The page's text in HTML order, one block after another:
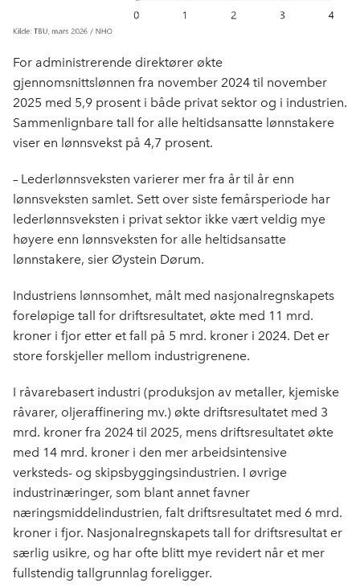
For administrerende direktører økte
gjennomsnittslønnen fra november 2024 til november
2025 med 5,9 prosent i både privat sektor og i industrien.
Sammenlignbare tall for alle heltidsansatte lønnstakere
viser en lønnsvekst på 4,7 prosent.
– Lederlønnsveksten varierer mer fra år til år enn
lønnsveksten samlet. Sett over siste femårsperiode har
lederlønnsveksten i privat sektor ikke vært veldig mye
høyere enn lønnsveksten for alle heltidsansatte
lønnstakere, sier Øystein Dørum.
Industriens lønnsomhet, målt med nasjonalregnskapets
foreløpige tall for driftsresultatet, økte med 11 mrd.
kroner i fjor etter et fall på 5 mrd. kroner i 2024. Det er
store forskjeller mellom industrigrenene.
I råvarebasert industri (produksjon av metaller, kjemiske
råvarer, oljeraffinering mv.) økte driftsresultatet med 3
mrd. kroner fra 2024 til 2025, mens driftsresultatet økte
med 14 mrd. kroner i den mer arbeidsintensive
verksteds- og skipsbyggingsindustrien. I øvrige
industrinæringer, som blant annet favner
næringsmiddelindustrien, falt driftsresultatet med 6 mrd.
kroner i fjor. Nasjonalregnskapets tall for driftsresultat er
særlig usikre, og har ofte blitt mye revidert når et mer
fullstendig tallgrunnlag foreligger.